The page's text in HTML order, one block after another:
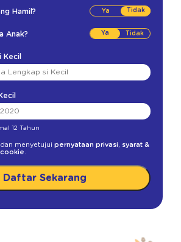
Hamil? Tidak
Anak? Ya
Kecil
12 Tahun
menyetujui pernyataan privasi, syarat &
cookie
Daftar Sekarang